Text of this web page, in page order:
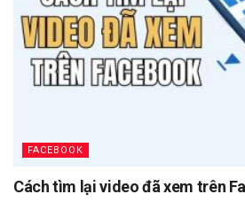
FACEBOOK
Cách tìm lại video đã xem trên